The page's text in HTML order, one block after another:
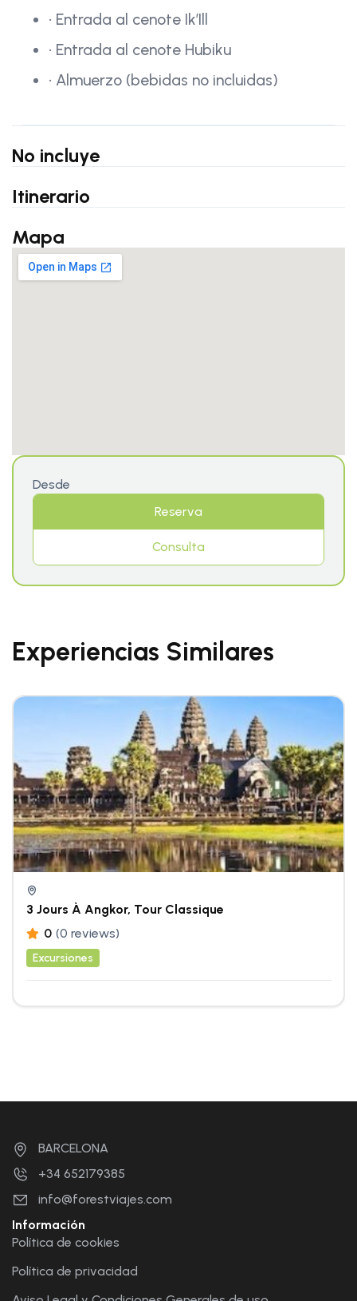
• Entrada al cenote Ik’Ill
• Entrada al cenote Hubiku
• Almuerzo (bebidas no incluidas)
No incluye
Itinerario
Mapa
Desde
Reserva
Consulta
Experiencias Similares
3 Jours À Angkor, Tour Classique
0 (0 reviews)
Excursiones
BARCELONA
+34 652179385
info@forestviajes.com
Información
Política de cookies
Política de privacidad